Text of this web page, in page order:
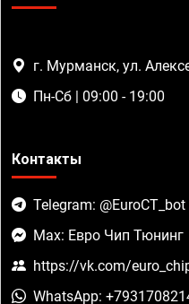
г. Мурманск, ул.
Пн-Сб | 09:00 - 19:00
Контакты
Telegram: @EuroCT_bot
Max: Евро Чип Тюнинг
https://vk.com/
WhatsApp: